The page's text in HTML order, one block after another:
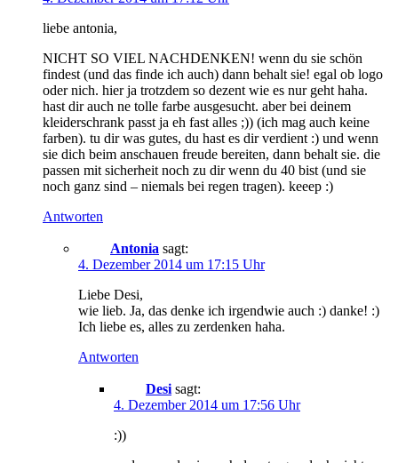
liebe antonia,
NICHT SO VIEL NACHDENKEN! wenn du sie schön
findest (und das finde ich auch) dann behalt sie! egal ob logo
oder nich. hier ja trotzdem so dezent wie es nur geht haha.
hast dir auch ne tolle farbe ausgesucht. aber bei deinem
kleiderschrank passt ja eh fast alles ;)) (ich mag auch keine
farben). tu dir was gutes, du hast es dir verdient :) und wenn
sie dich beim anschauen freude bereiten, dann behalt sie. die
passen mit sicherheit noch zu dir wenn du 40 bist (und sie
noch ganz sind – niemals bei regen tragen). keeep :)
Antworten
Antonia sagt:
4. Dezember 2014 um 17:15 Uhr
Liebe Desi,
wie lieb. Ja, das denke ich irgendwie auch :) danke! :)
Ich liebe es, alles zu zerdenken haha.
Antworten
Desi sagt:
4. Dezember 2014 um 17:56 Uhr
:))